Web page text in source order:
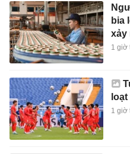
bia
xảy
1 giờ
1 giờ